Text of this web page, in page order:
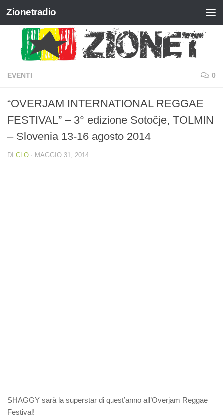
Salta al contenuto
Zionetradio
EVENTI 0
“OVERJAM INTERNATIONAL REGGAE
FESTIVAL” – 3° edizione Sotočje, TOLMIN
– Slovenia 13-16 agosto 2014
DI CLO · MAGGIO 31, 2014
SHAGGY sarà la superstar di quest’anno all’Overjam Reggae
Festival!